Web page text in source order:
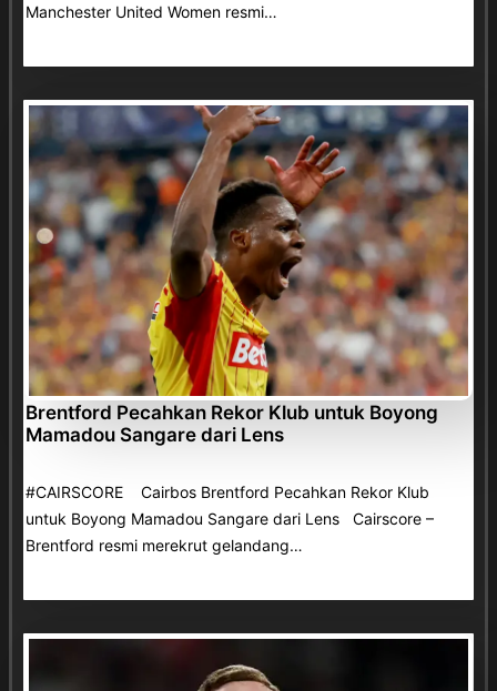
Manchester United Women resmi…
Brentford Pecahkan Rekor Klub untuk Boyong
Mamadou Sangare dari Lens
#CAIRSCORE Cairbos Brentford Pecahkan Rekor Klub
untuk Boyong Mamadou Sangare dari Lens Cairscore –
Brentford resmi merekrut gelandang…